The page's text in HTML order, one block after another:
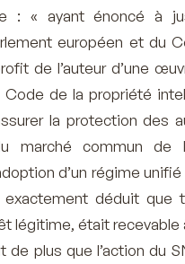
: « ayant énoncé à
européen et du
de l’auteur d’une
Code de la propriété
la protection des
marché commun de
d’un régime
exactement déduit que
légitime, était recevable
de plus que l’action du